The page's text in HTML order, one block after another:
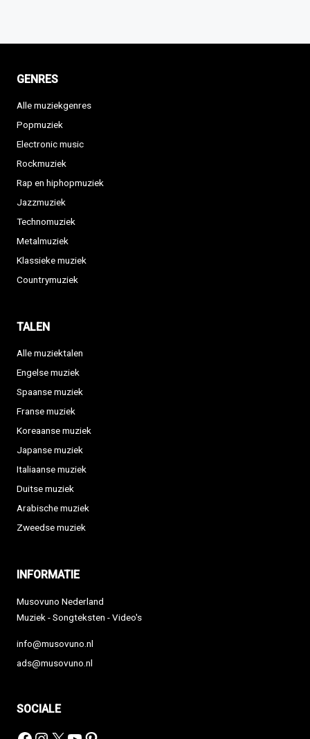
GENRES
Alle muziekgenres
Popmuziek
Electronic music
Rockmuziek
Rap en hiphopmuziek
Jazzmuziek
Technomuziek
Metalmuziek
Klassieke muziek
Countrymuziek
TALEN
Alle muziektalen
Engelse muziek
Spaanse muziek
Franse muziek
Koreaanse muziek
Japanse muziek
Italiaanse muziek
Duitse muziek
Arabische muziek
Zweedse muziek
INFORMATIE
Musovuno Nederland
Muziek - Songteksten - Video's
info@musovuno.nl
ads@musovuno.nl
SOCIALE